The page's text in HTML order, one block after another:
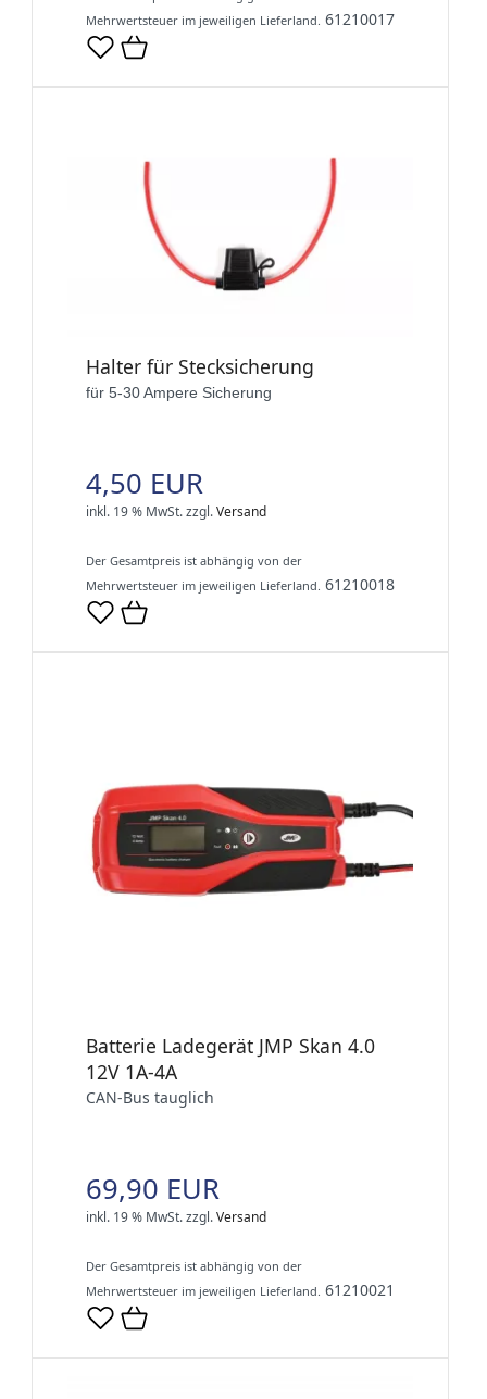
Mehrwertsteuer im jeweiligen Lieferland. 61210017
Halter für Stecksicherung
für 5-30 Ampere Sicherung
4,50 EUR
inkl. 19 % MwSt.zzgl.Versand
Der Gesamtpreis ist abhängig von der
Mehrwertsteuer im jeweiligen Lieferland. 61210018
Batterie Ladegerät JMP Skan 4.0
12V 1A-4A
CAN-Bus tauglich
69,90 EUR
inkl. 19 % MwSt.zzgl.Versand
Der Gesamtpreis ist abhängig von der
Mehrwertsteuer im jeweiligen Lieferland. 61210021